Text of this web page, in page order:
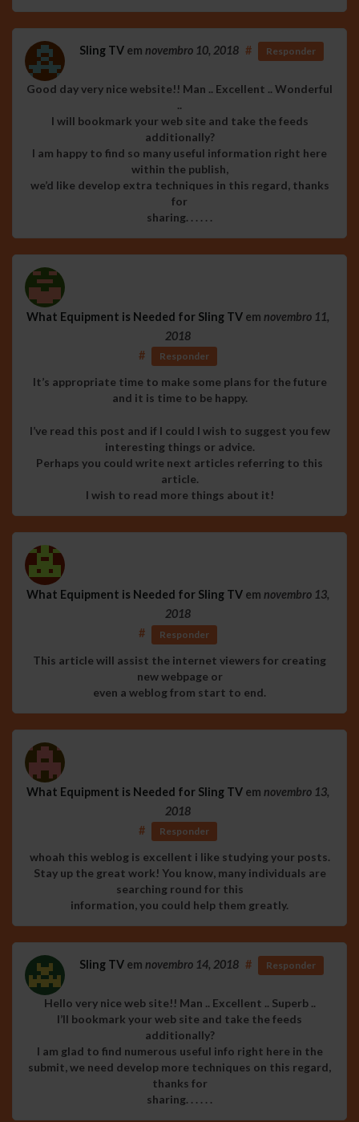
Sling TV em novembro 10, 2018 # Responder
Good day very nice website!! Man .. Excellent .. Wonderful
..
I will bookmark your web site and take the feeds
additionally?
I am happy to find so many useful information right here
within the publish,
we’d like develop extra techniques in this regard, thanks
for
sharing. . . . . .
What Equipment is Needed for Sling TVem novembro 11,
2018
#
Responder
It’s appropriate time to make some plans for the future
and it is time to be happy.
I’ve read this post and if I could I wish to suggest you few
interesting things or advice.
Perhaps you could write next articles referring to this
article.
I wish to read more things about it!
What Equipment is Needed for Sling TVem novembro 13,
2018
#
Responder
This article will assist the internet viewers for creating
new webpage or
even a weblog from start to end.
What Equipment is Needed for Sling TVem novembro 13,
2018
#
Responder
whoah this weblog is excellent i like studying your posts.
Stay up the great work! You know, many individuals are
searching round for this
information, you could help them greatly.
Sling TV em novembro 14, 2018 # Responder
Hello very nice web site!! Man .. Excellent .. Superb ..
I’ll bookmark your web site and take the feeds
additionally?
I am glad to find numerous useful info right here in the
submit, we need develop more techniques on this regard,
thanks for
sharing. . . . . .